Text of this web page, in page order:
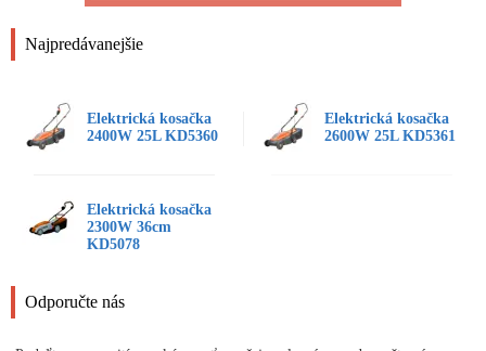
Najpredávanejšie
Elektrická kosačka
2400W 25L KD5360
Elektrická kosačka
2600W 25L KD5361
Elektrická kosačka
2300W 36cm
KD5078
Odporučte nás